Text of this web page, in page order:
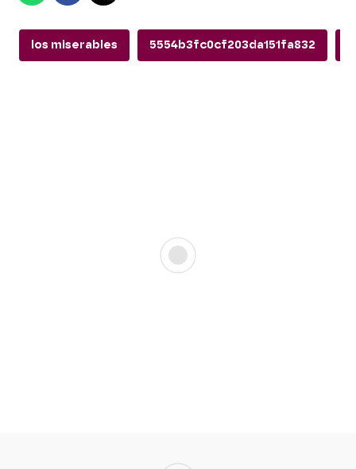
los miserables 5554b3fc0cf203da151fa832